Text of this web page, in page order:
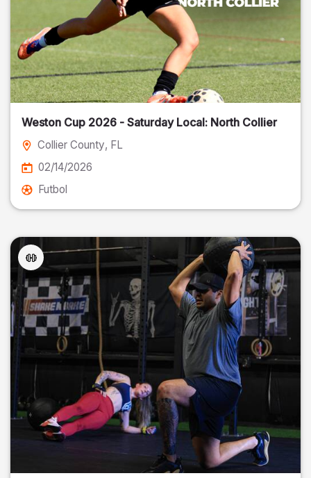
Weston Cup 2026 - Saturday Local: North Collier
Collier County, FL
02/14/2026
Futbol